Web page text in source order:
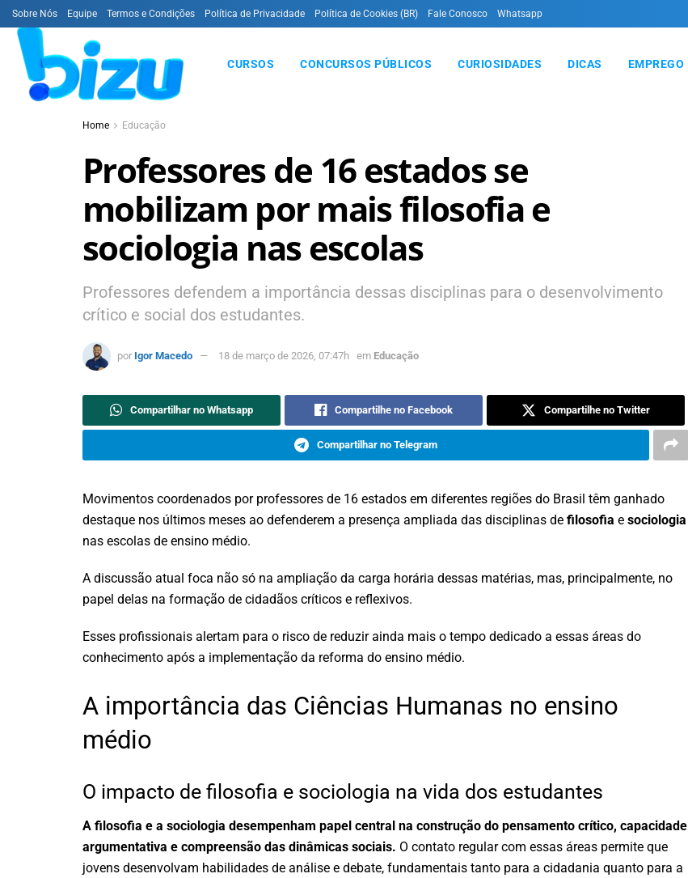
Sobre Nós Equipe Termos e Condições Política de Privacidade Política de Cookies (BR) Fale Conosco Whatsapp
CURSOS CONCURSOS PÚBLICOS CURIOSIDADES DICAS EMPREGO
Home Educação
Professores de 16 estados se
mobilizam por mais filosofia e
sociologia nas escolas
Professores defendem a importância dessas disciplinas para o desenvolvimento
crítico e social dos estudantes.
por Igor Macedo 18 de março de 2026, 07:47h em Educação
Compartilhar no Whatsapp Compartilhe no Facebook Compartilhe no Twitter
Compartilhar no Telegram
Movimentos coordenados por professores de 16 estados em diferentes regiões do Brasil têm ganhado
destaque nos últimos meses ao defenderem a presença ampliada das disciplinas de filosofia e sociologia
nas escolas de ensino médio.
A discussão atual foca não só na ampliação da carga horária dessas matérias, mas, principalmente, no
papel delas na formação de cidadãos críticos e reflexivos.
Esses profissionais alertam para o risco de reduzir ainda mais o tempo dedicado a essas áreas do
conhecimento após a implementação da reforma do ensino médio.
A importância das Ciências Humanas no ensino
médio
O impacto de filosofia e sociologia na vida dos estudantes
A filosofia e a sociologia desempenham papel central na construção do pensamento crítico, capacidade
argumentativa e compreensão das dinâmicas sociais. O contato regular com essas áreas permite que
jovens desenvolvam habilidades de análise e debate, fundamentais tanto para a cidadania quanto para a